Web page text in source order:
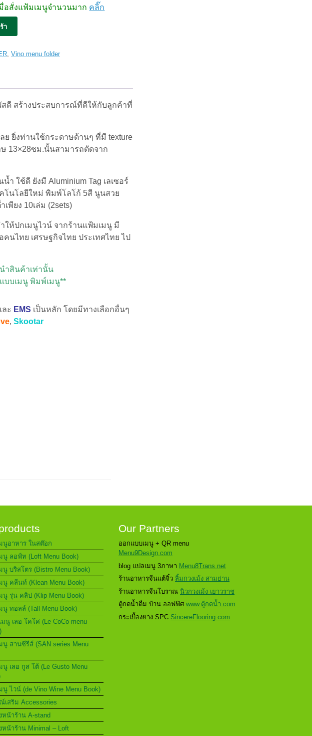
อสั่งแฟ้มเมนูจำนวนมาก คลิ๊ก
า
, Vino menu folder
สดี สร้างประสบการณ์ที่ดีให้กับลูกค้าที่
ย ยิ่งท่านใช้กระดาษด้านๆ ที่มี texture
13×28ซม.​นั้นสามารถตัดจาก
ำ ใช้ดี ยังมี Aluminium Tag เลเซอร์
โนโลยีใหม่ พิมพ์โลโก้ 5สี นูนสวย
พียง 10เล่ม (2sets)
ให้ปกเมนูไวน์ จากร้านแฟ้มเมนู มี
ไทย เศรษฐกิจไทย ประเทศไทย ไป
ำสินค้าเท่านั้น
บบเมนู พิมพ์เมนู**
ละ EMS เป็นหลัก โดยมีทางเลือกอื่นๆ
, Skootar
นูอาหาร ในสต๊อก
นู ลอฟ์ท (Loft Menu Book)
นู บริสโตร (Bistro Menu Book)
นู คลีนท์ (Klean Menu Book)
นู รุ่น คลิป (Klip Menu Book)
นู ทอลล์ (Tall Menu Book)
มนู เลอ โคโค่ (Le CoCo menu
นู สานซีรีส์ (SAN series Menu
นู เลอ กูส โต้ (Le Gusto Menu
นู ไวน์ (de Vino Wine Menu Book)
เสริม Accessories
หน้าร้าน A-stand
หน้าร้าน Minimal – Loft
Our Partners
ออกแบบเมนู + QR menu
Menu9Design.com
blog แปลเมนู 3ภาษา Menu8Trans.net
ร้านอาหารจีนแต้จิ๋ว ลิ้มกวงเม้ง สามย่าน
ร้านอาหารจีนโบราณ นิวกวงเม้ง เยาวราช
ตู้กดน้ำดื่ม บ้าน ออฟฟิศ www.ตู้กดน้ำ.com
กระเบื้องยาง SPC SincereFlooring.com